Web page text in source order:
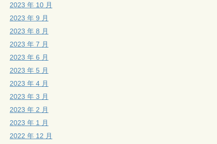
2023 年 10 月
2023 年 9 月
2023 年 8 月
2023 年 7 月
2023 年 6 月
2023 年 5 月
2023 年 4 月
2023 年 3 月
2023 年 2 月
2023 年 1 月
2022 年 12 月